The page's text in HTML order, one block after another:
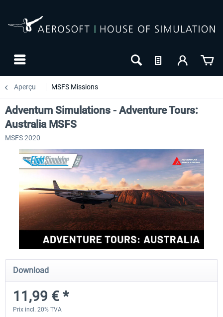
Aperçu MSFS Missions
15,00 € *
Adventum Simulations - Adventure Tours:
Australia MSFS
MSFS 2020
Download
11,99 € *
Prix incl. 20% TVA